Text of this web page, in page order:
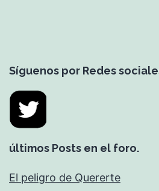
Síguenos por Redes
últimos Posts en el foro.
El peligro de Quererte